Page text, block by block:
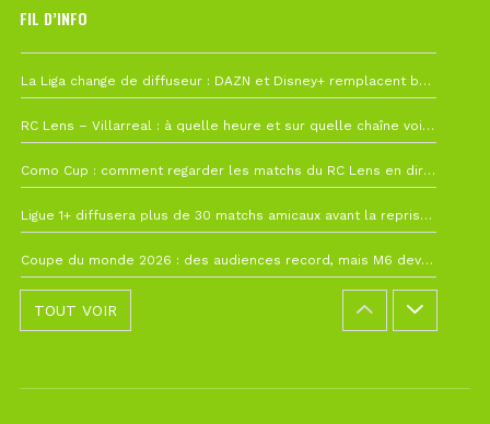
FIL D’INFO
La Liga change de diffuseur : DAZN et Disney+ remplacent beIN Sports !
RC Lens – Villarreal : à quelle heure et sur quelle chaîne voir la finale de la Como Cup ?
Como Cup : comment regarder les matchs du RC Lens en direct ?
Ligue 1+ diffusera plus de 30 matchs amicaux avant la reprise de la Ligue 1
Coupe du monde 2026 : des audiences record, mais M6 devrait perdre très gros !
TOUT VOIR